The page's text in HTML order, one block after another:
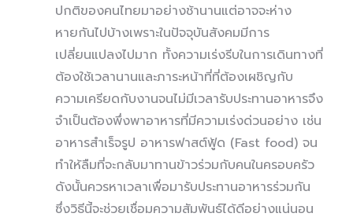
ปกติของคนไทยมาอย่างช้านานแต่อาจจะห่าง
หายกันไปบ้างเพราะในปัจจุบันสังคมมีการ
เปลี่ยนแปลงไปมาก ทั้งความเร่งรีบในการเดินทางที่
ต้องใช้เวลานานและภาระหน้าที่ที่ต้องเผชิญกับ
ความเครียดกับงานจนไม่มีเวลารับประทานอาหารจึง
จำเป็นต้องพึ่งพาอาหารที่มีความเร่งด่วนอย่าง เช่น
อาหารสำเร็จรูป อาหารฟาสต์ฟู้ด (Fast food) จน
ทำให้ลืมที่จะกลับมาทานข้าวร่วมกับคนในครอบครัว
ดังนั้นควรหาเวลาเพื่อมารับประทานอาหารร่วมกัน
ซึ่งวิธีนี้จะช่วยเชื่อมความสัมพันธ์ได้ดีอย่างแน่นอน